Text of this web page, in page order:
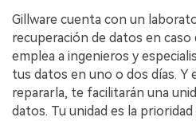
Gillware cuenta con un
recuperación de datos en caso
emplea a ingenieros y
tus datos en uno o dos días. Y
repararla, te facilitarán una
datos. Tu unidad es la